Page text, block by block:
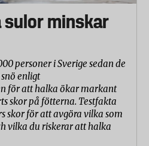
sulor minskar
personer i Sverige sedan de
enligt
för att halka ökar markant
skor på fötterna. Testfakta
skor för att avgöra vilka som
vilka du riskerar att halka